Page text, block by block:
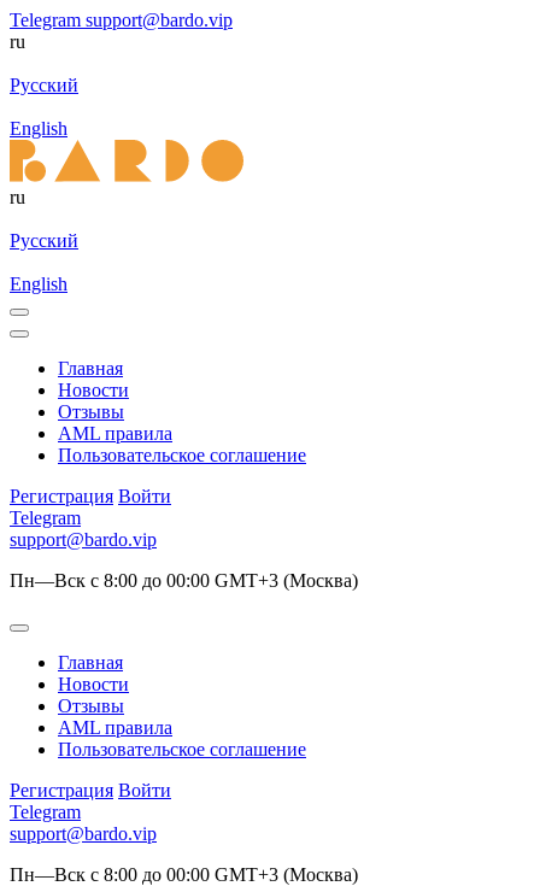
Telegram support@bardo.vip
ru
Русский
English
ru
Русский
English
Главная
Новости
Отзывы
AML правила
Пользовательское соглашение
Регистрация Войти
Telegram
support@bardo.vip
Пн—Вск с 8:00 до 00:00 GMT+3 (Москва)
Главная
Новости
Отзывы
AML правила
Пользовательское соглашение
Регистрация Войти
Telegram
support@bardo.vip
Пн—Вск с 8:00 до 00:00 GMT+3 (Москва)